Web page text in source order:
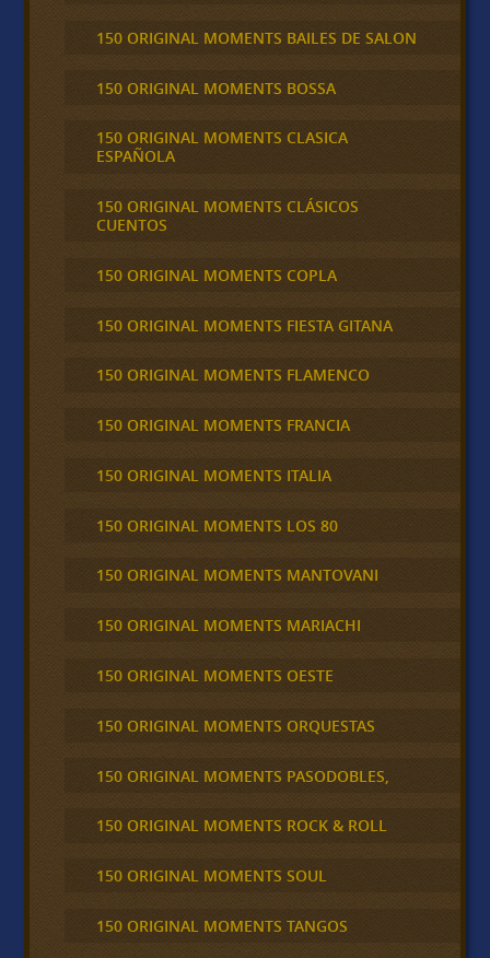
150 ORIGINAL MOMENTS BAILES DE SALON
150 ORIGINAL MOMENTS BOSSA
150 ORIGINAL MOMENTS CLASICA
ESPAÑOLA
150 ORIGINAL MOMENTS CLÁSICOS
CUENTOS
150 ORIGINAL MOMENTS COPLA
150 ORIGINAL MOMENTS FIESTA GITANA
150 ORIGINAL MOMENTS FLAMENCO
150 ORIGINAL MOMENTS FRANCIA
150 ORIGINAL MOMENTS ITALIA
150 ORIGINAL MOMENTS LOS 80
150 ORIGINAL MOMENTS MANTOVANI
150 ORIGINAL MOMENTS MARIACHI
150 ORIGINAL MOMENTS OESTE
150 ORIGINAL MOMENTS ORQUESTAS
150 ORIGINAL MOMENTS PASODOBLES,
150 ORIGINAL MOMENTS ROCK & ROLL
150 ORIGINAL MOMENTS SOUL
150 ORIGINAL MOMENTS TANGOS